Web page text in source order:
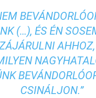
(…), ÉS ÉN
CSINÁLJON.”